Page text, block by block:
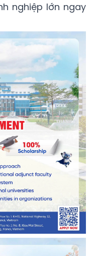
nghiệp lớn ngay